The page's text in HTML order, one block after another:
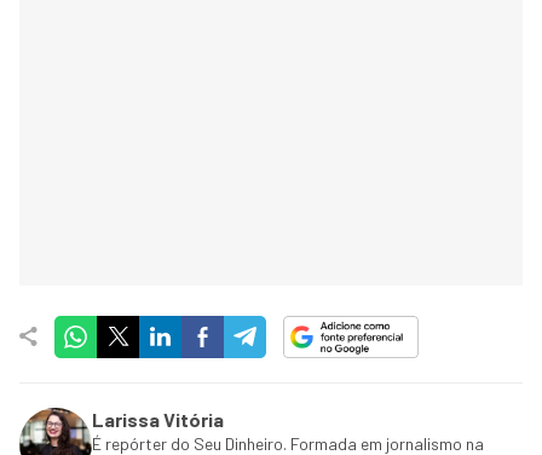
Larissa Vitória
É repórter do Seu Dinheiro. Formada em jornalismo na